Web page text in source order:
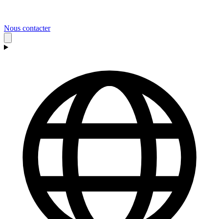
Nous contacter